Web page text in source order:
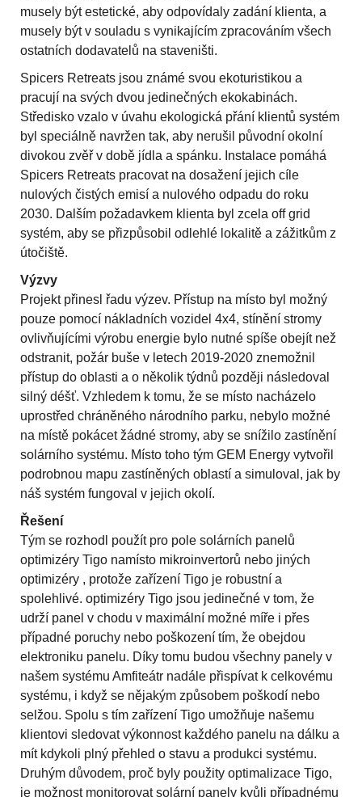
musely být estetické, aby odpovídaly zadání klienta, a
musely být v souladu s vynikajícím zpracováním všech
ostatních dodavatelů na staveništi.
Spicers Retreats jsou známé svou ekoturistikou a
pracují na svých dvou jedinečných ekokabinách.
Středisko vzalo v úvahu ekologická přání klientů systém
byl speciálně navržen tak, aby nerušil původní okolní
divokou zvěř v době jídla a spánku. Instalace pomáhá
Spicers Retreats pracovat na dosažení jejich cíle
nulových čistých emisí a nulového odpadu do roku
2030. Dalším požadavkem klienta byl zcela off grid
systém, aby se přizpůsobil odlehlé lokalitě a zážitkům z
útočiště.
Výzvy
Projekt přinesl řadu výzev. Přístup na místo byl možný
pouze pomocí nákladních vozidel 4x4, stínění stromy
ovlivňujícími výrobu energie bylo nutné spíše obejít než
odstranit, požár buše v letech 2019-2020 znemožnil
přístup do oblasti a o několik týdnů později následoval
silný déšť. Vzhledem k tomu, že se místo nacházelo
uprostřed chráněného národního parku, nebylo možné
na místě pokácet žádné stromy, aby se snížilo zastínění
solárního systému. Místo toho tým GEM Energy vytvořil
podrobnou mapu zastíněných oblastí a simuloval, jak by
náš systém fungoval v jejich okolí.
Řešení
Tým se rozhodl použít pro pole solárních panelů
optimizéry Tigo namísto mikroinvertorů nebo jiných
optimizéry , protože zařízení Tigo je robustní a
spolehlivé. optimizéry Tigo jsou jedinečné v tom, že
udrží panel v chodu v maximální možné míře i přes
případné poruchy nebo poškození tím, že obejdou
elektroniku panelu. Díky tomu budou všechny panely v
našem systému Amfiteátr nadále přispívat k celkovému
systému, i když se nějakým způsobem poškodí nebo
selžou. Spolu s tím zařízení Tigo umožňuje našemu
klientovi sledovat výkonnost každého panelu na dálku a
mít kdykoli plný přehled o stavu a produkci systému.
Druhým důvodem, proč byly použity optimalizace Tigo,
je možnost monitorovat solární panely kvůli případnému